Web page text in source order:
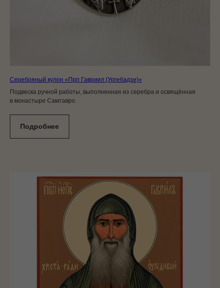
Серебряный кулон «Прп Гавриил (Ургебадзе)»
Подвеска ручной работы, выполненная из серебра и освящённая
в монастыре Самтавро.
Подробнее